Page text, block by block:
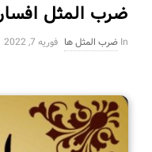
ضرب المثل
In ضرب المثل ها فوریه 7, 2022